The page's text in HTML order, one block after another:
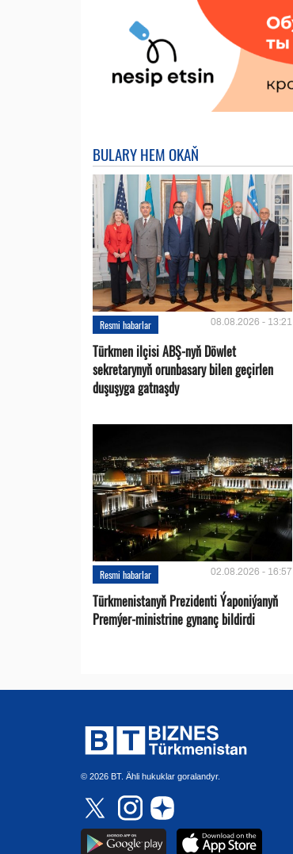
BULARY HEM OKAŇ
Resmi habarlar 08.08.2026 - 13:21
Türkmen ilçisi ABŞ-nyň Döwlet
sekretarynyň orunbasary bilen geçirlen
duşuşyga gatnaşdy
Resmi habarlar 02.08.2026 - 16:57
Türkmenistanyň Prezidenti Ýaponiýanyň
Premýer-ministrine gynanç bildirdi
© 2026 BT. Ähli hukuklar goralandyr.